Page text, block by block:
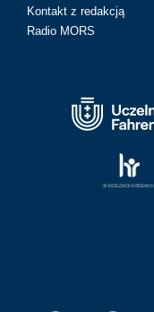
Kontakt z redakcją
Radio MORS